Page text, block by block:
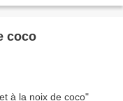
coco